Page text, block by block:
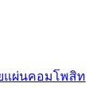
แผ่นคอมโพสิท